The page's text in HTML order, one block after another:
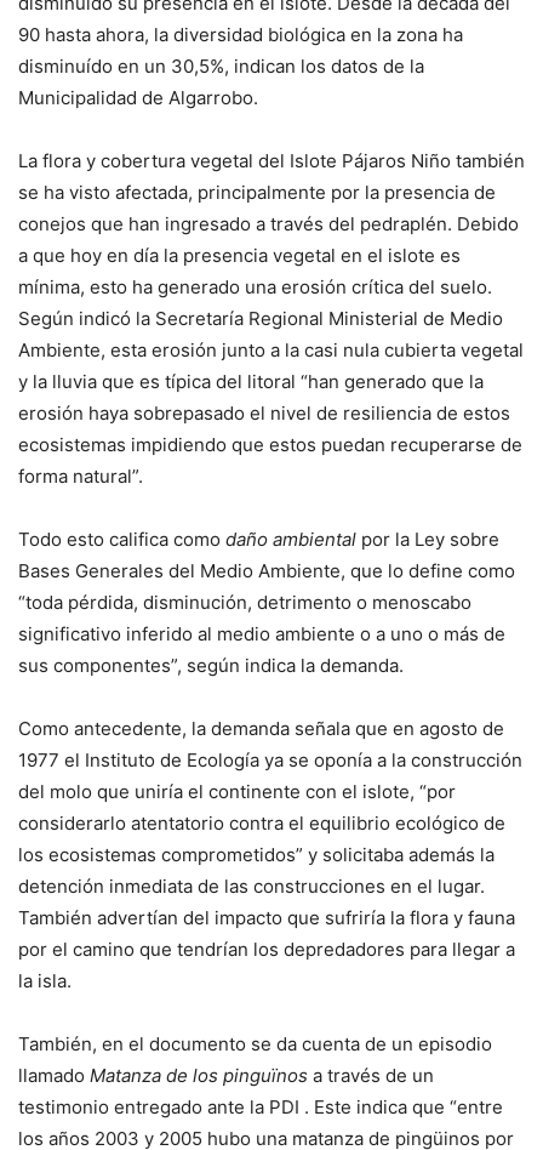
90 hasta ahora, la diversidad biológica en la zona ha
disminuído en un 30,5%, indican los datos de la
Municipalidad de Algarrobo.
La flora y cobertura vegetal del Islote Pájaros Niño también
se ha visto afectada, principalmente por la presencia de
conejos que han ingresado a través del pedraplén. Debido
a que hoy en día la presencia vegetal en el islote es
mínima, esto ha generado una erosión crítica del suelo.
Según indicó la Secretaría Regional Ministerial de Medio
Ambiente, esta erosión junto a la casi nula cubierta vegetal
y la lluvia que es típica del litoral “han generado que la
erosión haya sobrepasado el nivel de resiliencia de estos
ecosistemas impidiendo que estos puedan recuperarse de
forma natural”.
Todo esto califica como daño ambiental por la Ley sobre
Bases Generales del Medio Ambiente, que lo define como
“toda pérdida, disminución, detrimento o menoscabo
significativo inferido al medio ambiente o a uno o más de
sus componentes”, según indica la demanda.
Como antecedente, la demanda señala que en agosto de
1977 el Instituto de Ecología ya se oponía a la construcción
del molo que uniría el continente con el islote, “por
considerarlo atentatorio contra el equilibrio ecológico de
los ecosistemas comprometidos” y solicitaba además la
detención inmediata de las construcciones en el lugar.
También advertían del impacto que sufriría la flora y fauna
por el camino que tendrían los depredadores para llegar a
la isla.
También, en el documento se da cuenta de un episodio
llamado Matanza de los pinguïnos a través de un
testimonio entregado ante la PDI . Este indica que “entre
los años 2003 y 2005 hubo una matanza de pingüinos por